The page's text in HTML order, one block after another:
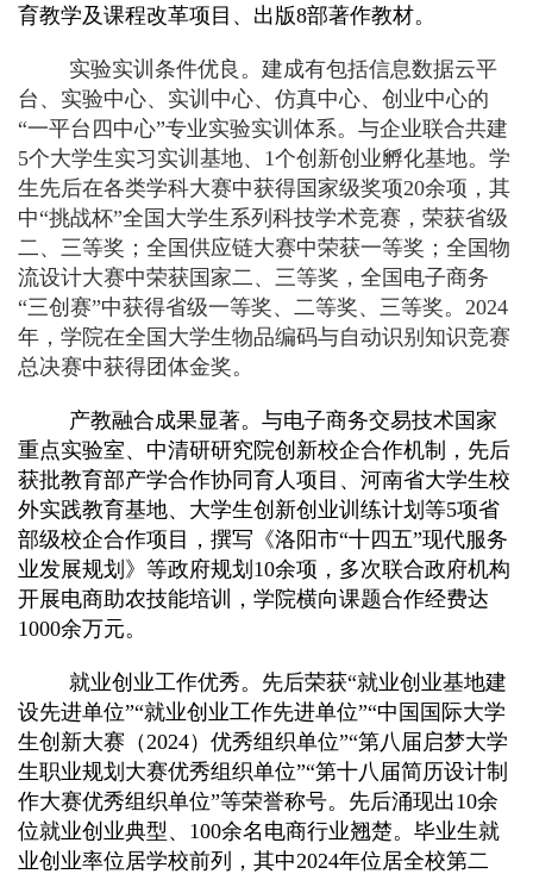
育教学及课程改革项目、出版8部著作教材。
实验实训条件优良。建成有包括信息数据云平
台、实验中心、实训中心、仿真中心、创业中心的
“一平台四中心”专业实验实训体系。与企业联合共建
5个大学生实习实训基地、1个创新创业孵化基地。学
生先后在各类学科大赛中获得国家级奖项20余项，其
中“挑战杯”全国大学生系列科技学术竞赛，荣获省级
二、三等奖；全国供应链大赛中荣获一等奖；全国物
流设计大赛中荣获国家二、三等奖，全国电子商务
“三创赛”中获得省级一等奖、二等奖、三等奖。2024
年，学院在全国大学生物品编码与自动识别知识竞赛
总决赛中获得团体金奖。
产教融合成果显著。与电子商务交易技术国家
重点实验室、中清研研究院创新校企合作机制，先后
获批教育部产学合作协同育人项目、河南省大学生校
外实践教育基地、大学生创新创业训练计划等5项省
部级校企合作项目，撰写《洛阳市“十四五”现代服务
业发展规划》等政府规划10余项，多次联合政府机构
开展电商助农技能培训，学院横向课题合作经费达
1000余万元。
就业创业工作优秀。先后荣获“就业创业基地建
设先进单位”“就业创业工作先进单位”“中国国际大学
生创新大赛（2024）优秀组织单位”“第八届启梦大学
生职业规划大赛优秀组织单位”“第十八届简历设计制
作大赛优秀组织单位”等荣誉称号。先后涌现出10余
位就业创业典型、100余名电商行业翘楚。毕业生就
业创业率位居学校前列，其中2024年位居全校第二